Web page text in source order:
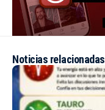
Noticias relacionadas